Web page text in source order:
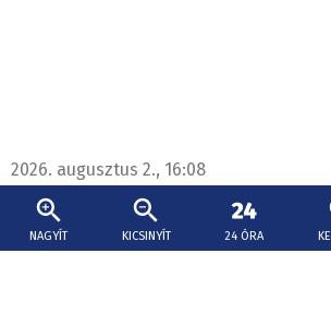
NAGYÍT KICSINYÍT 24 ÓRA
2026. augusztus 2., 16:08
Politikai uborkaszezon -
ceutai eseményekről és a